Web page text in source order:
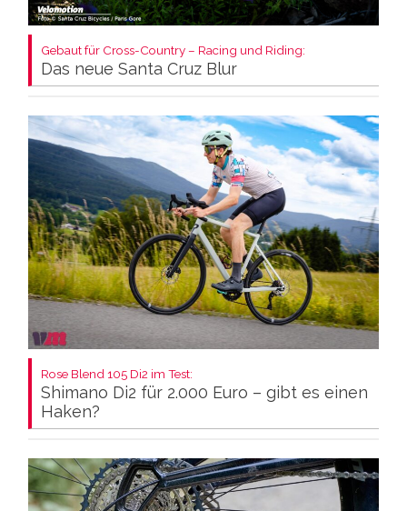
Gebaut für Cross-Country – Racing und Riding:
Das neue Santa Cruz Blur
Rose Blend 105 Di2 im Test:
Shimano Di2 für 2.000 Euro – gibt es einen
Haken?